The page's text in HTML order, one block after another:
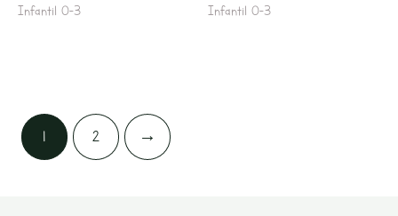
Infantil 0-3 Infantil 0-3
1 2 →